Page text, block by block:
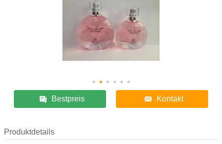
Bestpreis Kontakt
Produktdetails